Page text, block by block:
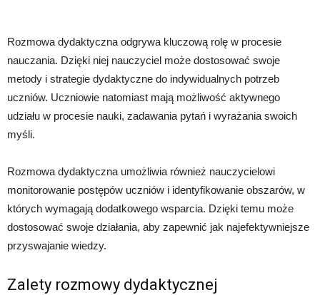
Rozmowa dydaktyczna odgrywa kluczową rolę w procesie
nauczania. Dzięki niej nauczyciel może dostosować swoje
metody i strategie dydaktyczne do indywidualnych potrzeb
uczniów. Uczniowie natomiast mają możliwość aktywnego
udziału w procesie nauki, zadawania pytań i wyrażania swoich
myśli.
Rozmowa dydaktyczna umożliwia również nauczycielowi
monitorowanie postępów uczniów i identyfikowanie obszarów, w
których wymagają dodatkowego wsparcia. Dzięki temu może
dostosować swoje działania, aby zapewnić jak najefektywniejsze
przyswajanie wiedzy.
Zalety rozmowy dydaktycznej